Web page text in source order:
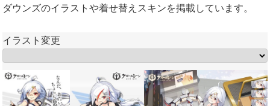
ダウンズのイラストや着せ替えスキンを掲載しています。
イラスト変更